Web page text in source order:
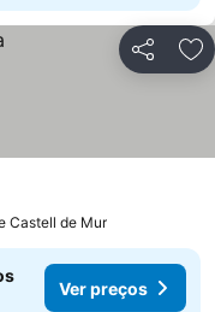
Partilhar
Castell de Mur
Ver preços